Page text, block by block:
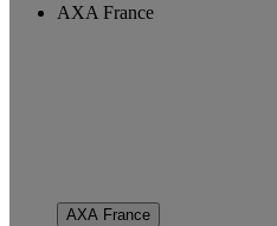
AXA France
AXA France